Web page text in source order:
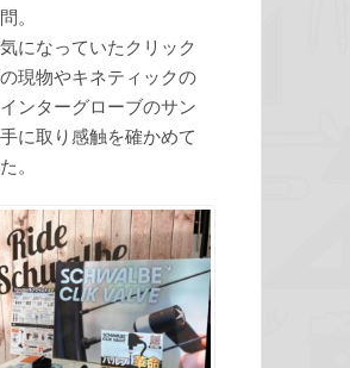
。
になっていたクリック
現物やキネティックの
ンターグローブのサン
に取り感触を確かめて
。